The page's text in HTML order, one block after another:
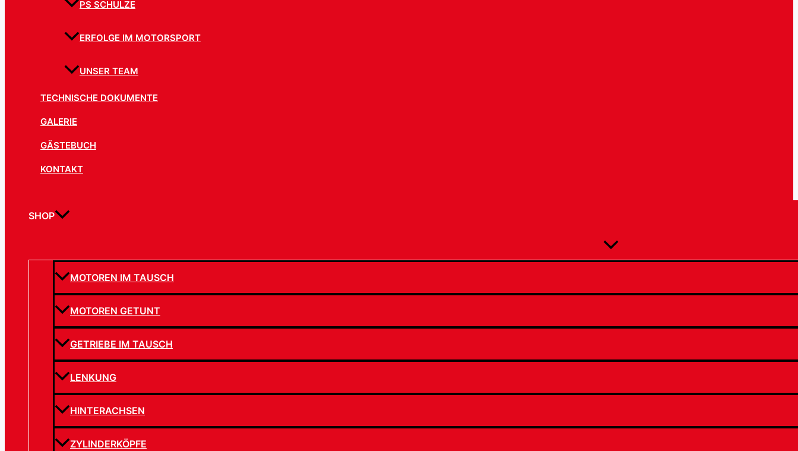
PS SCHULZE
ERFOLGE IM MOTORSPORT
UNSER TEAM
TECHNISCHE DOKUMENTE
GALERIE
GÄSTEBUCH
KONTAKT
SHOP
MOTOREN IM TAUSCH
MOTOREN GETUNT
GETRIEBE IM TAUSCH
LENKUNG
HINTERACHSEN
ZYLINDERKÖPFE